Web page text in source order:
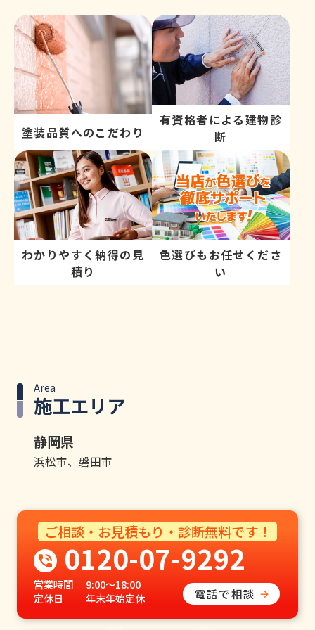
塗装品質へのこだわり
有資格者による建物診
断
わかりやすく納得の見
積り
色選びもお任せくださ
い
施工エリア
Area
静岡県
浜松市、磐田市
ご相談・お見積もり・診断無料です！
0120-07-9292
営業時間
9:00〜18:00
定休日
年末年始定休 電話で相談